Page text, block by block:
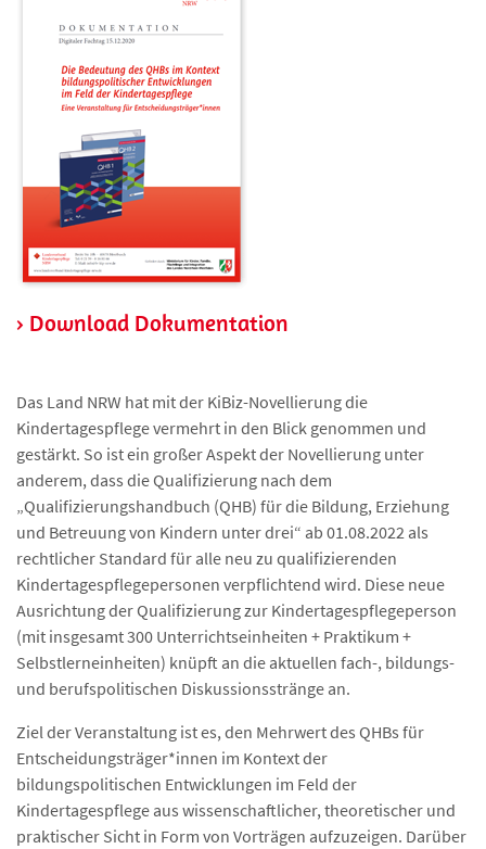
› Download Dokumentation
Das Land NRW hat mit der KiBiz-Novellierung die
Kindertagespflege vermehrt in den Blick genommen und
gestärkt. So ist ein großer Aspekt der Novellierung unter
anderem, dass die Qualifizierung nach dem
„Qualifizierungshandbuch (QHB) für die Bildung, Erziehung
und Betreuung von Kindern unter drei“ ab 01.08.2022 als
rechtlicher Standard für alle neu zu qualifizierenden
Kindertagespflegepersonen verpflichtend wird. Diese neue
Ausrichtung der Qualifizierung zur Kindertagespflegeperson
(mit insgesamt 300 Unterrichtseinheiten + Praktikum +
Selbstlerneinheiten) knüpft an die aktuellen fach-, bildungs-
und berufspolitischen Diskussionsstränge an.
Ziel der Veranstaltung ist es, den Mehrwert des QHBs für
Entscheidungsträger*innen im Kontext der
bildungspolitischen Entwicklungen im Feld der
Kindertagespflege aus wissenschaftlicher, theoretischer und
praktischer Sicht in Form von Vorträgen aufzuzeigen. Darüber